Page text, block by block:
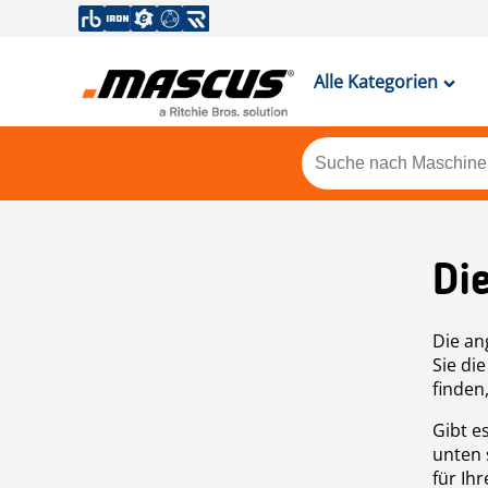
Alle Kategorien
Die
Sie
Gibt
unten
für